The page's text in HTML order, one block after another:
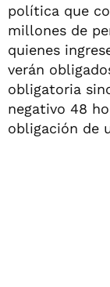
política que
millones de
quienes
verán
obligatoria
negativo 48
obligación de